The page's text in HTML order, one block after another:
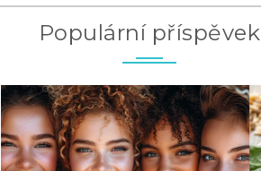
Populární příspěvek